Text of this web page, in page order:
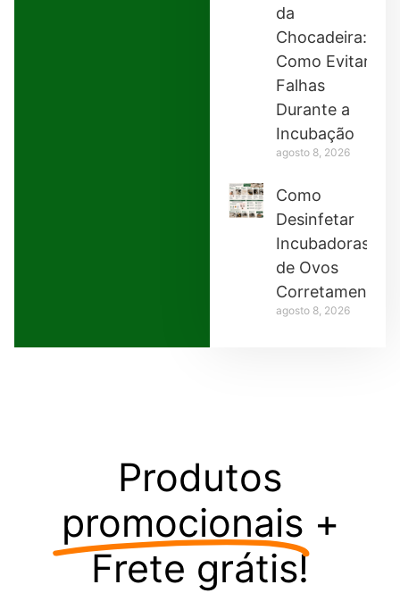
da
Chocadeira:
Como Evitar
Falhas
Durante a
Incubação
agosto 8, 2026
Como
Desinfetar
Incubadoras
de Ovos
Corretamente
agosto 8, 2026
Produtos
promocionais +
Frete grátis!